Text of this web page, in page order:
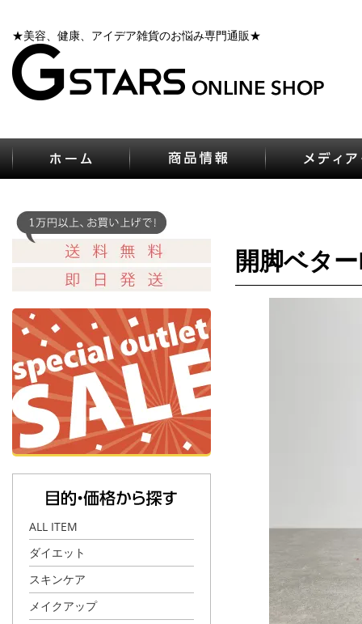
★美容、健康、アイデア雑貨のお悩み専門通販★
開脚ベタ
ALL ITEM
ダイエット
スキンケア
メイクアップ